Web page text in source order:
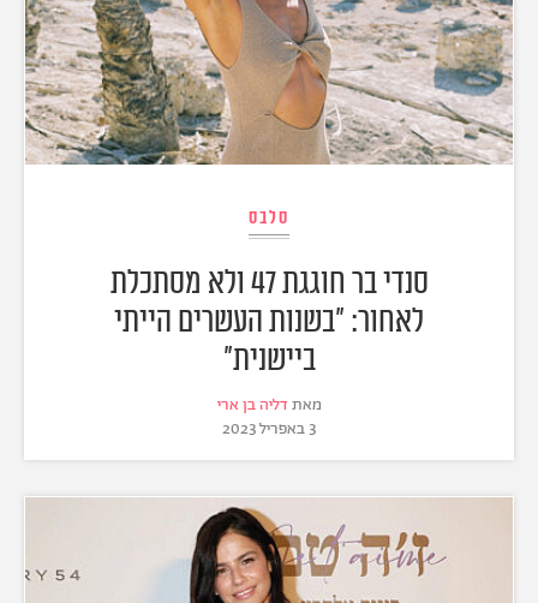
סלבס
סנדי בר חוגגת 47 ולא מסתכלת
לאחור: "בשנות העשרים הייתי
ביישנית"
מאת דליה בן ארי
3 באפריל 2023